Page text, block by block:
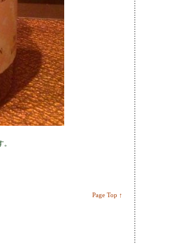
Page Top ↑